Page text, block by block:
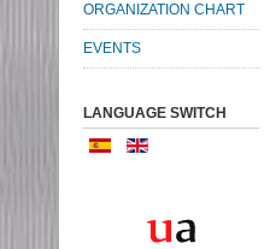
ORGANIZATION CHART
EVENTS
LANGUAGE SWITCH